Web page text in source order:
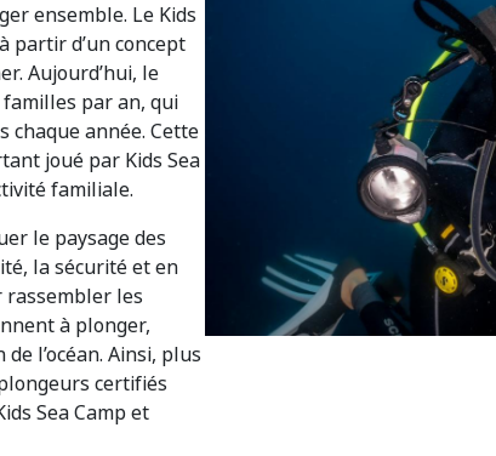
ensemble. Le Kids
partir d’un concept
Aujourd’hui, le
familles par an, qui
chaque année. Cette
joué par Kids Sea
familiale.
le paysage des
la sécurité et en
les
à plonger,
l’océan. Ainsi, plus
certifiés
Sea Camp et